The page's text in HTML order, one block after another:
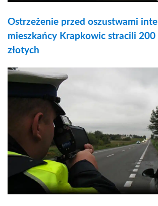
Ostrzeżenie przed oszustwami
mieszkańcy Krapkowic stracili 200
złotych